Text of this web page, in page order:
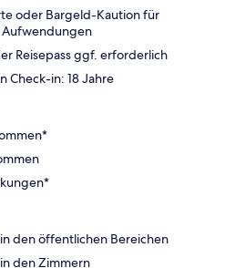
oder Bargeld-Kaution für
Reisepass ggf. erforderlich
Check-in: 18 Jahre
den öffentlichen Bereichen
den Zimmern